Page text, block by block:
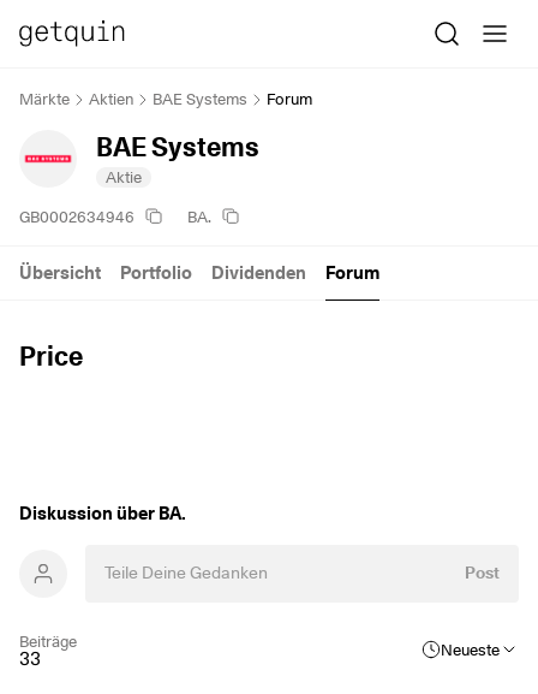
Märkte Aktien BAE Systems Forum
BAE Systems
Aktie
GB0002634946 BA.
Price
Übersicht Portfolio Dividenden Forum
Diskussion über BA.
Post
Beiträge
33 Neueste